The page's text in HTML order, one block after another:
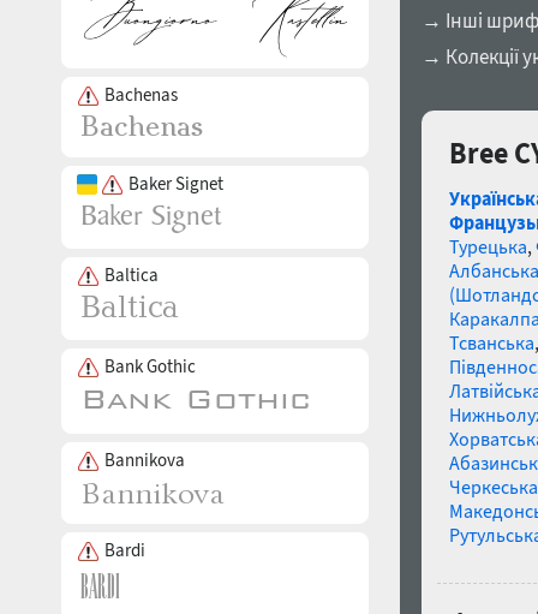
Bachenas
Baker Signet
Baltica
Bank Gothic
Bannikova
Bardi
→ Інші
→ Колекції
Bree
Турецька,
Албанська
Тсванська
Черкеська